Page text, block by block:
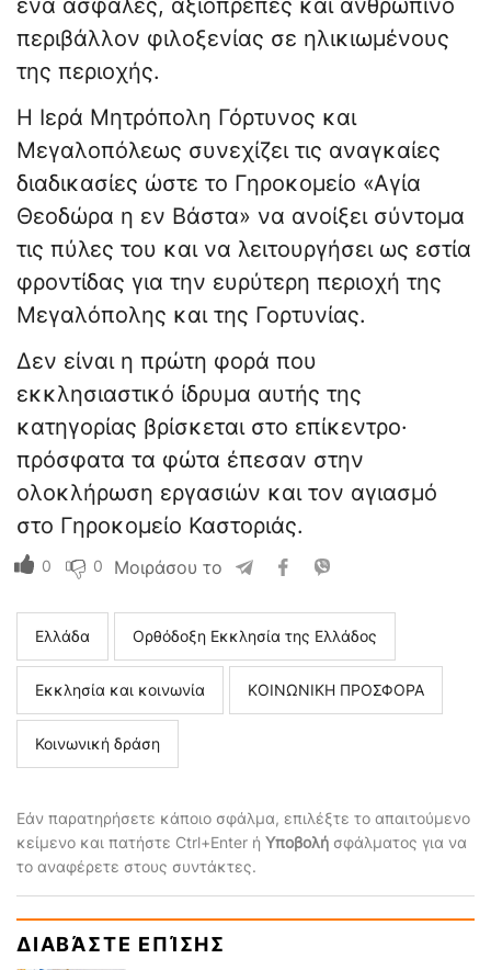
ένα ασφαλές, αξιοπρεπές και ανθρώπινο
περιβάλλον φιλοξενίας σε ηλικιωμένους
της περιοχής.
Η Ιερά Μητρόπολη Γόρτυνος και
Μεγαλοπόλεως συνεχίζει τις αναγκαίες
διαδικασίες ώστε το Γηροκομείο «Αγία
Θεοδώρα η εν Βάστα» να ανοίξει σύντομα
τις πύλες του και να λειτουργήσει ως εστία
φροντίδας για την ευρύτερη περιοχή της
Μεγαλόπολης και της Γορτυνίας.
Δεν είναι η πρώτη φορά που
εκκλησιαστικό ίδρυμα αυτής της
κατηγορίας βρίσκεται στο επίκεντρο·
πρόσφατα τα φώτα έπεσαν στην
ολοκλήρωση εργασιών και τον αγιασμό
στο Γηροκομείο Καστοριάς.
0 0 Μοιράσου το
Ελλάδα Ορθόδοξη Εκκλησία της Ελλάδος
Εκκλησία και κοινωνία ΚΟΙΝΩΝΙΚΗ ΠΡΟΣΦΟΡΑ
Κοινωνική δράση
Εάν παρατηρήσετε κάποιο σφάλμα, επιλέξτε το απαιτούμενο
κείμενο και πατήστε Ctrl+Enter ή Υποβολή σφάλματος για να
το αναφέρετε στους συντάκτες.
ΔΙΑΒΆΣΤΕ ΕΠΊΣΗΣ